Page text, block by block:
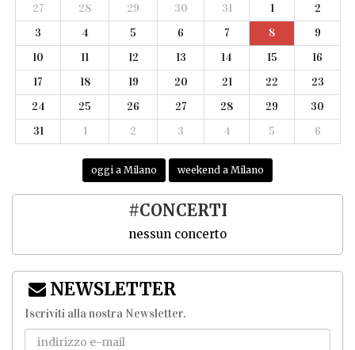
27
28 29 30 31 1
2
3
4 5 6 7 8
9
10
11 12 13 14 15
16
17
18 19 20 21 22
23
24
25 26 27 28 29
30
31
1 2 3 4 5 6
oggi a Milano weekend a Milano
#CONCERTI
nessun concerto
NEWSLETTER
Iscriviti alla nostra Newsletter.